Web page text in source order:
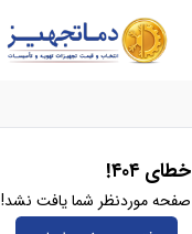
خطای ۴۰۴!
صفحه موردنظر شما یافت نشد!